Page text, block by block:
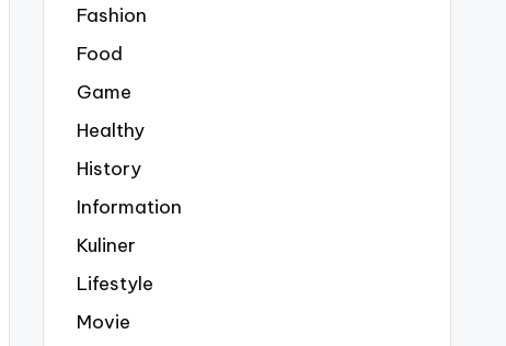
Fashion
Food
Game
Healthy
History
Information
Kuliner
Lifestyle
Movie